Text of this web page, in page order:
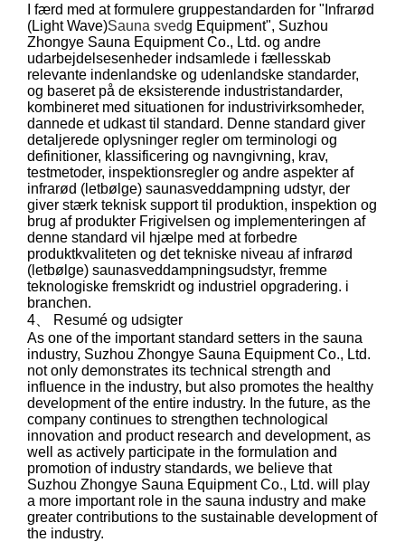
I færd med at formulere gruppestandarden for "Infrarød
(Light Wave)Sauna svedg Equipment", Suzhou
Zhongye Sauna Equipment Co., Ltd. og andre
udarbejdelsesenheder indsamlede i fællesskab
relevante indenlandske og udenlandske standarder,
og baseret på de eksisterende industristandarder,
kombineret med situationen for industrivirksomheder,
dannede et udkast til standard. Denne standard giver
detaljerede oplysninger regler om terminologi og
definitioner, klassificering og navngivning, krav,
testmetoder, inspektionsregler og andre aspekter af
infrarød (letbølge) saunasveddampning udstyr, der
giver stærk teknisk support til produktion, inspektion og
brug af produkter Frigivelsen og implementeringen af ​​
denne standard vil hjælpe med at forbedre
produktkvaliteten og det tekniske niveau af infrarød
(letbølge) saunasveddampningsudstyr, fremme
teknologiske fremskridt og industriel opgradering. i
branchen.
4、 Resumé og udsigter
As one of the important standard setters in the sauna
industry, Suzhou Zhongye Sauna Equipment Co., Ltd.
not only demonstrates its technical strength and
influence in the industry, but also promotes the healthy
development of the entire industry. In the future, as the
company continues to strengthen technological
innovation and product research and development, as
well as actively participate in the formulation and
promotion of industry standards, we believe that
Suzhou Zhongye Sauna Equipment Co., Ltd. will play
a more important role in the sauna industry and make
greater contributions to the sustainable development of
the industry.